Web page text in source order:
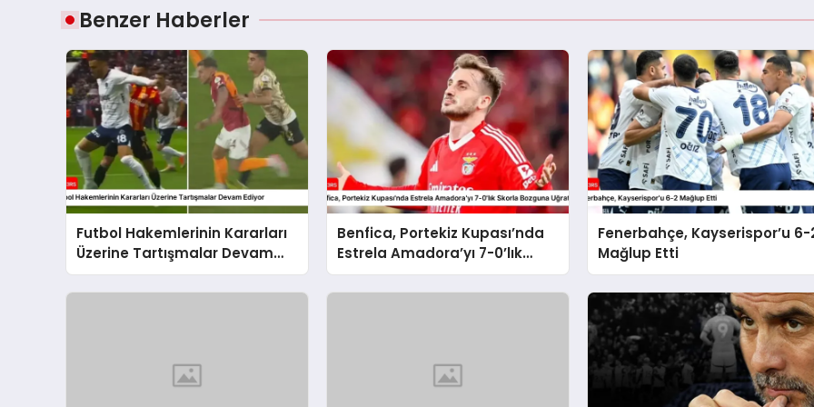
Benzer Haberler
Futbol Hakemlerinin Kararları
Üzerine Tartışmalar Devam
Ediyor
Benfica, Portekiz Kupası’nda
Estrela Amadora’yı 7-0’lık
Skorla Bozguna Uğrattı
Fenerbahçe, Kayserispor’u 6-
Mağlup Etti